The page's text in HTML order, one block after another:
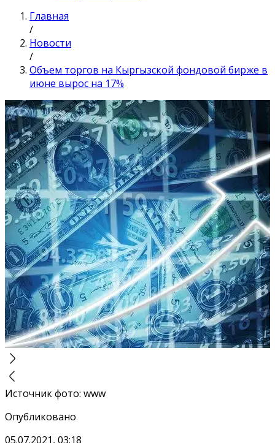
Главная
/
Новости
/
Объем торгов на Кыргызской фондовой бирже в
июне вырос на 17%
Источник фото: www
Опубликовано
05.07.2021, 03:18